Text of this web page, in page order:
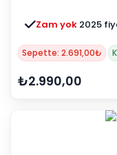
Zam yok 2025
Sepette: 2.691,00₺
₺2.990,00